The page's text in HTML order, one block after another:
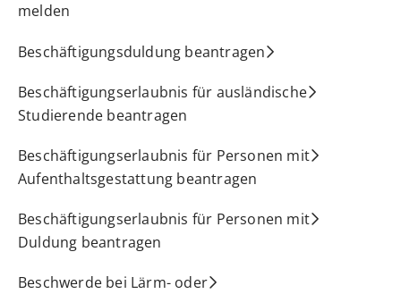
melden
Beschäftigungsduldung beantragen
Beschäftigungserlaubnis für ausländische
Studierende beantragen
Beschäftigungserlaubnis für Personen mit
Aufenthaltsgestattung beantragen
Beschäftigungserlaubnis für Personen mit
Duldung beantragen
Beschwerde bei Lärm- oder